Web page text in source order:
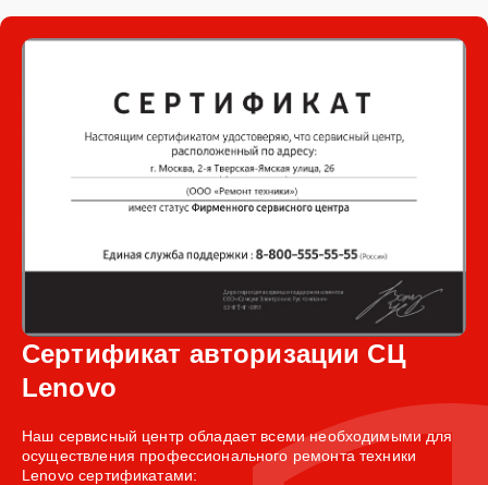
Сертификат авторизации СЦ
Lenovo
Наш сервисный центр обладает всеми необходимыми для
осуществления профессионального ремонта техники
Lenovo сертификатами: